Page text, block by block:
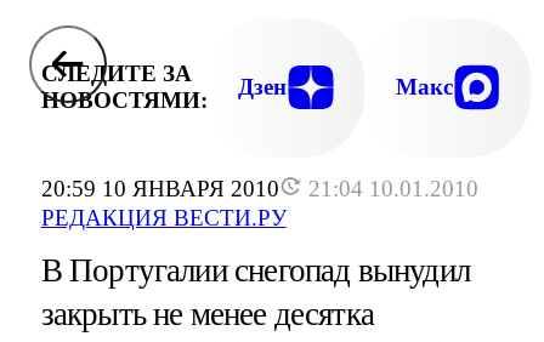
20:59 10 ЯНВАРЯ 2010
21:04 10.01.2010
РЕДАКЦИЯ ВЕСТИ.РУ
СЛЕДИТЕ ЗА
НОВОСТЯМИ:
Дзен Макс
В Португалии снегопад вынудил
закрыть не менее десятка